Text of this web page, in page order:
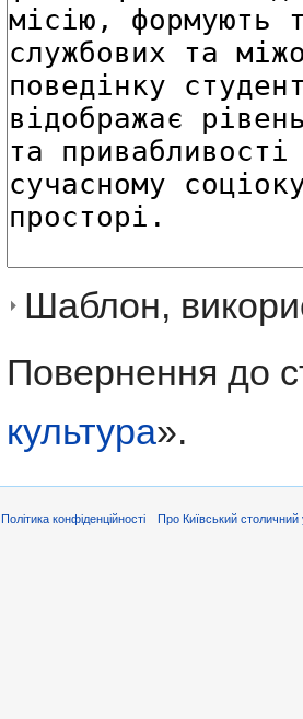
Шаблон,
Повернення до
культура».
Політика конфіденційності Про Київський столичний